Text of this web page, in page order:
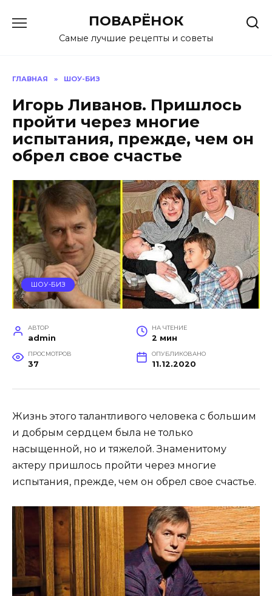
содержанию
ПОВАРЁНОК
Самые лучшие рецепты и советы
ГЛАВНАЯ » ШОУ-БИЗ
Игорь Ливанов. Пришлось
пройти через многие
испытания, прежде, чем он
обрел свое счастье
ШОУ-БИЗ
АВТОР
admin
НА ЧТЕНИЕ
2 мин
ПРОСМОТРОВ
37
ОПУБЛИКОВАНО
11.12.2020
Жизнь этого талантливого человека с большим
и добрым сердцем была не только
насыщенной, но и тяжелой. Знаменитому
актеру пришлось пройти через многие
испытания, прежде, чем он обрел свое счастье.